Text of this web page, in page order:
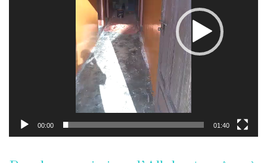
00:00 01:40